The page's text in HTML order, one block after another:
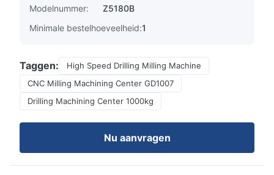
Modelnummer:
Z5180B
Minimale bestelhoeveelheid:1
Taggen:
High Speed Drilling Milling Machine
CNC Milling Machining Center GD1007
Drilling Machining Center 1000kg
Nu aanvragen